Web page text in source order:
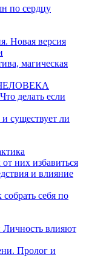
по сердцу
Новая версия
магическая
делать если
существует ли
них избавиться
и влияние
себя по
влияют
Пролог и